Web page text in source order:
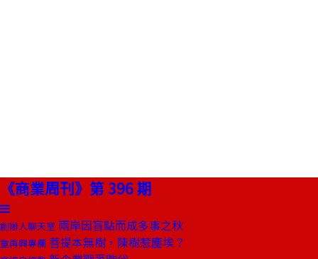
《商業周刊》第 396 期
創辦人聊天室 兩岸因盲點而成多事之秋
童再興專欄 菩提本無樹，陳樹惹塵埃？